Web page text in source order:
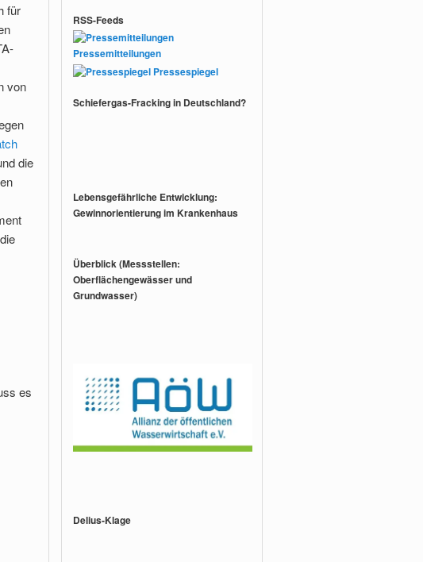
für
von
die
es
RSS-Feeds
Pressemitteilungen
Pressespiegel
Schiefergas-Fracking in Deutschland?
Lebensgefährliche Entwicklung:
Gewinnorientierung im Krankenhaus
Überblick (Messstellen:
Oberflächengewässer und
Grundwasser)
Delius-Klage